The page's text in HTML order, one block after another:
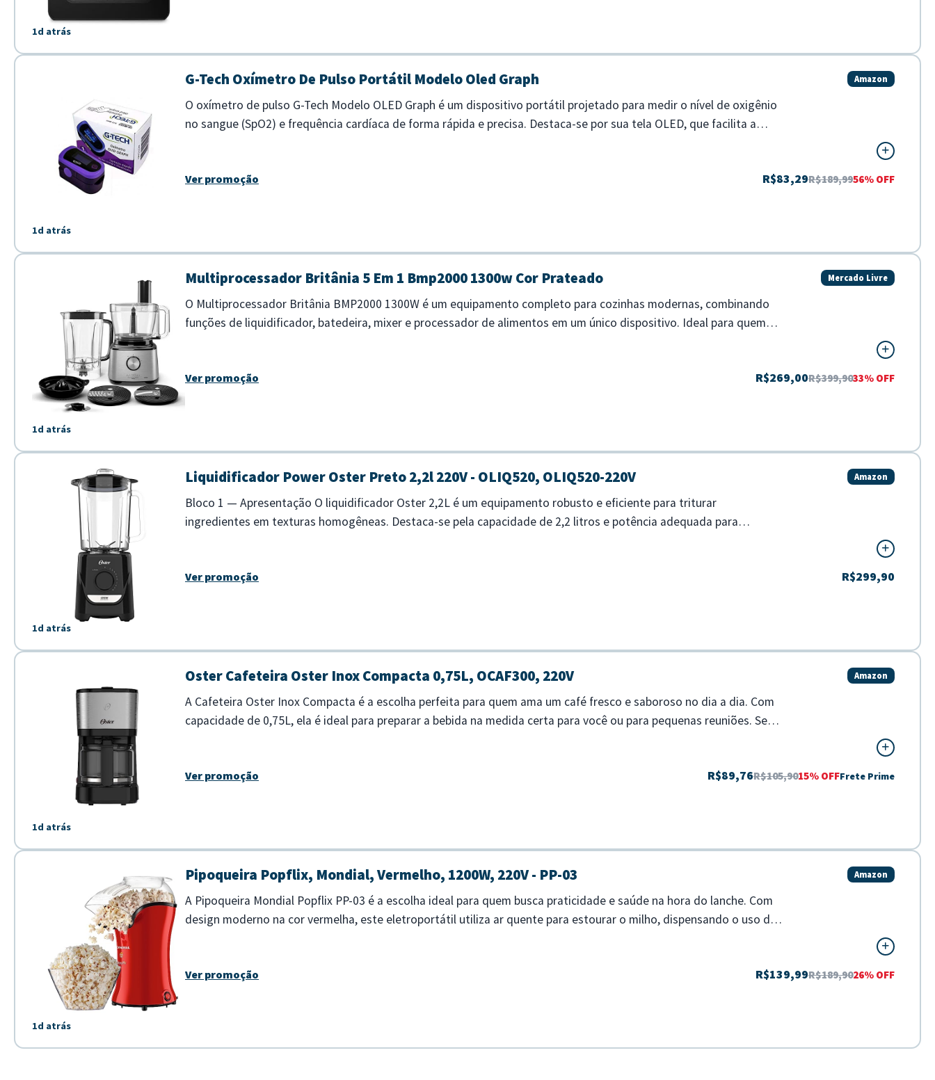
1d atrás
1d atrás
G-Tech Oxímetro De Pulso Portátil Modelo Oled Graph Amazon
O oxímetro de pulso G-Tech Modelo OLED Graph é um dispositivo portátil projetado para medir o nível de oxigênio
no sangue (SpO2) e frequência cardíaca de forma rápida e precisa. Destaca-se por sua tela OLED, que facilita a
Ver promoção R$83,29R$189,9956% OFF
1d atrás
Multiprocessador Britânia 5 Em 1 Bmp2000 1300w Cor Prateado Mercado Livre
O Multiprocessador Britânia BMP2000 1300W é um equipamento completo para cozinhas modernas, combinando
funções de liquidificador, batedeira, mixer e processador de alimentos em um único dispositivo. Ideal para quem
Ver promoção R$269,00R$399,9033% OFF
1d atrás
Liquidificador Power Oster Preto 2,2l 220V - OLIQ520, OLIQ520-220V Amazon
Bloco 1 — Apresentação O liquidificador Oster 2,2L é um equipamento robusto e eficiente para triturar
ingredientes em texturas homogêneas. Destaca-se pela capacidade de 2,2 litros e potência adequada para
Ver promoção R$299,90
1d atrás
Oster Cafeteira Oster Inox Compacta 0,75L, OCAF300, 220V Amazon
A Cafeteira Oster Inox Compacta é a escolha perfeita para quem ama um café fresco e saboroso no dia a dia. Com
capacidade de 0,75L, ela é ideal para preparar a bebida na medida certa para você ou para pequenas reuniões. Seu
Ver promoção R$89,76R$105,9015% OFFFrete Prime
1d atrás
Pipoqueira Popflix, Mondial, Vermelho, 1200W, 220V - PP-03 Amazon
A Pipoqueira Mondial Popflix PP-03 é a escolha ideal para quem busca praticidade e saúde na hora do lanche. Com
design moderno na cor vermelha, este eletroportátil utiliza ar quente para estourar o milho, dispensando o uso de
Ver promoção R$139,99R$189,9026% OFF